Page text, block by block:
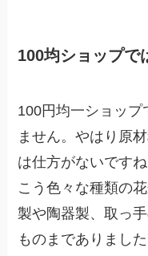
100均ショップで
100円均一ショップ
ません。やはり原
は仕方がないです
こう色々な種類の
製や陶器製、取っ
ものまでありまし